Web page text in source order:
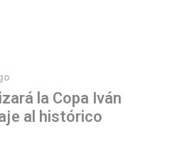
la Copa Iván
al histórico